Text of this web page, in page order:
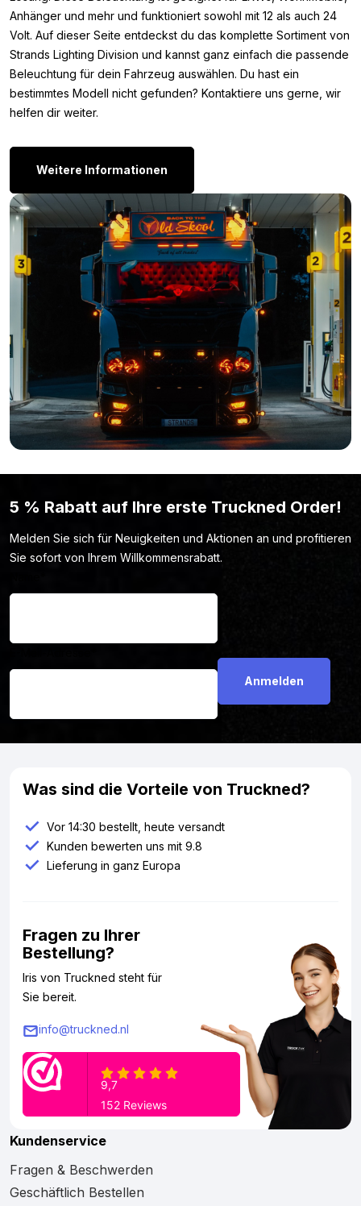
Strands Siberia Next Level 6 Zoll LED Arbeitsscheinwerfer nicht
die Lampe, nach der du suchst? Dann wisse, dass Strands die
Next Level auch noch in den folgenden Maßen verfügbar hat.
Next Level 11 Zoll
Next Level 38 Zoll
Siberia Next Level nicht die Lampe ist, nach der du suchst?
Einfach weil die Lichtleistung, Wattzahl oder Form nicht deinen
Angebot von
Strands an.
Anhänger und mehr und funktioniert sowohl mit 12 als auch 24
Volt. Auf dieser Seite entdeckst du das komplette Sortiment von
Strands Lighting Division und kannst ganz einfach die passende
Beleuchtung für dein Fahrzeug auswählen. Du hast ein
bestimmtes Modell nicht gefunden? Kontaktiere uns gerne, wir
helfen dir weiter.
Weitere Informationen
5 % Rabatt auf Ihre erste Truckned Order!
Melden Sie sich für Neuigkeiten und Aktionen an und profitieren
Sie sofort von Ihrem Willkommensrabatt.
Was sind die Vorteile von Truckned?
Vor 14:30 bestellt, heute versandt
Kunden bewerten uns mit 9.8
Lieferung in ganz Europa
Fragen zu Ihrer
Bestellung?
Iris von Truckned steht für
Sie bereit.
info@truckned.nl
Kundenservice
Fragen & Beschwerden
Geschäftlich Bestellen